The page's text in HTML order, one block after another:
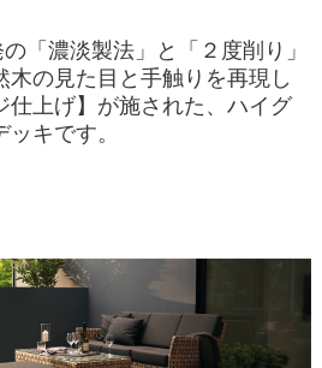
「濃淡製法」と「２度削り」
木の見た目と手触りを再現し
仕上げ】 が施された、ハイグ
キです。